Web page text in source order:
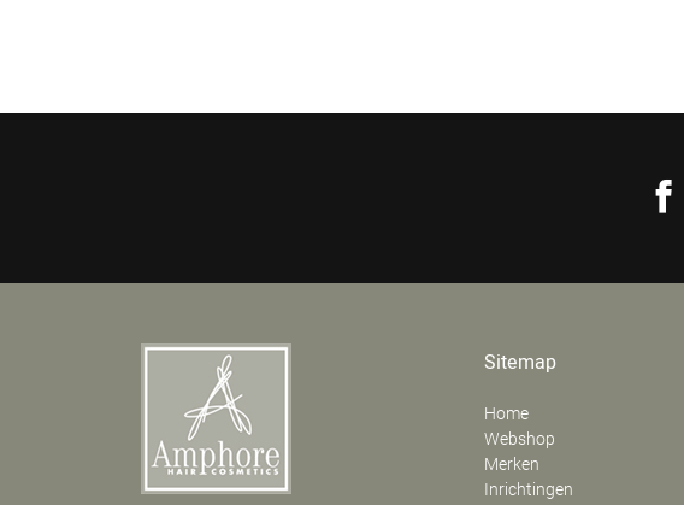
Sitemap
Home
Webshop
Merken
Inrichtingen